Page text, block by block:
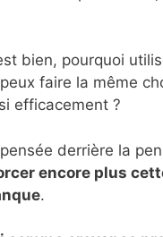
bien, pourquoi
faire la même
efficacement ?
derrière la
encore plus
.